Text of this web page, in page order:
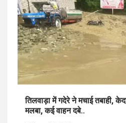
तिलवाड़ा में गदेरे ने मचाई तबाही,
मलबा, कई वाहन दबे..